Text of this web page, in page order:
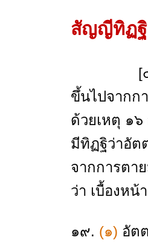
สัญญีทิฏ
[๔๖] ดูก
ขึ้นไปจากก
ด้วยเหตุ ๑
มีทิฏฐิว่าอัต
จากการตา
ว่า เบื้องหน้
๑๙. (๑) อัต